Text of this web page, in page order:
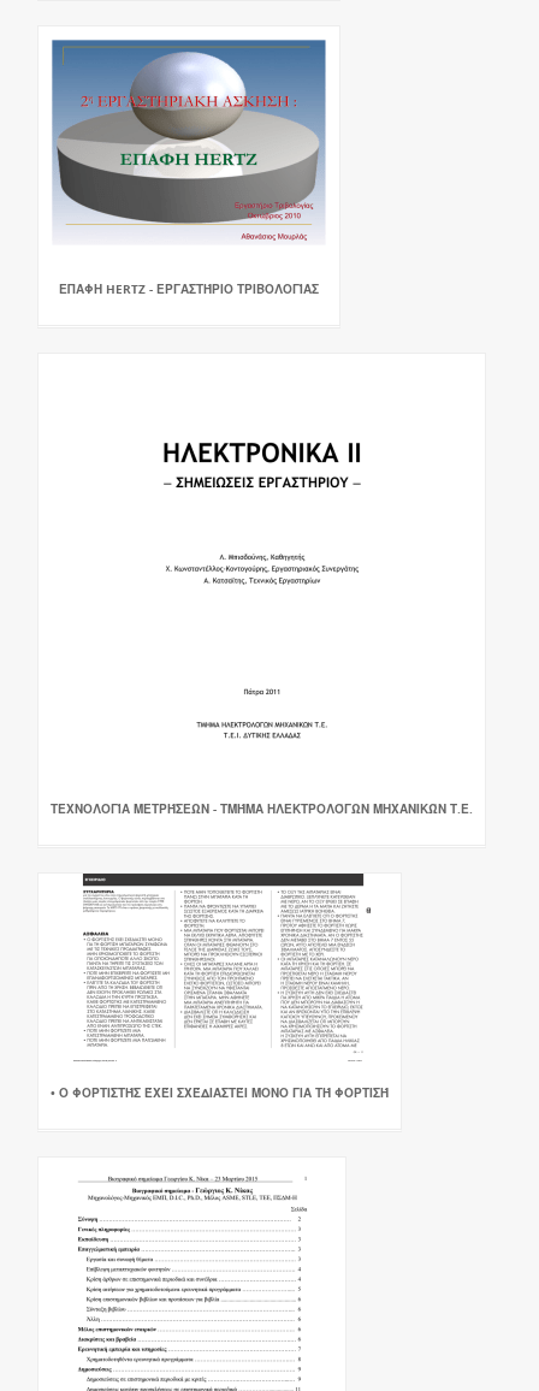
ΕΠΑΦΗ HERTZ - ΕΡΓΑΣΤΉΡΙΟ ΤΡΙΒΟΛΟΓΊΑΣ
ΤΕΧΝΟΛΟΓΊΑ ΜΕΤΡΉΣΕΩΝ - ΤΜΉΜΑ ΗΛΕΚΤΡΟΛΌΓΩΝ ΜΗΧΑΝΙΚΏΝ Τ.Ε.
• Ο ΦΟΡΤΙΣΤΉΣ ΈΧΈΙ ΣΧΈΔΙΑΣΤΈΙ ΜΟΝΟ ΓΙΑ ΤΉ ΦΟΡΤΙΣΉ